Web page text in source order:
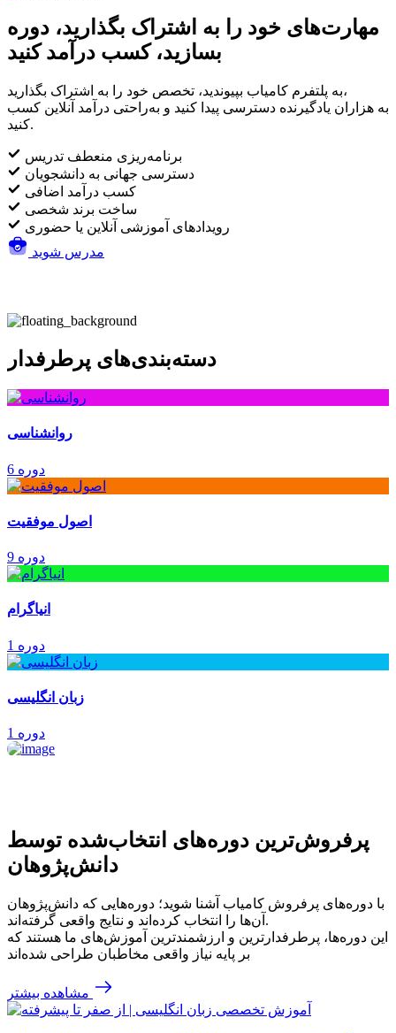
مهارت‌های خود را به اشتراک بگذارید، دوره
بسازید، کسب درآمد کنید
به پلتفرم کامیاب بپیوندید، تخصص خود را به اشتراک بگذارید،
به هزاران یادگیرنده دسترسی پیدا کنید و به‌راحتی درآمد آنلاین کسب
کنید.
برنامه‌ریزی منعطف تدریس
دسترسی جهانی به دانشجویان
کسب درآمد اضافی
ساخت برند شخصی
رویدادهای آموزشی آنلاین یا حضوری
مدرس شوید
دسته‌بندی‌های پرطرفدار
روانشناسی
6 دوره
اصول موفقیت
9 دوره
انیاگرام
1 دوره
زبان انگلیسی
1 دوره
پرفروش‌ترین‌ دوره‌های انتخاب‌شده توسط
دانش‌پژوهان
با دوره‌های پرفروش کامیاب آشنا شوید؛ دوره‌هایی که دانش‌پژوهان
آن‌ها را انتخاب کرده‌اند و نتایج واقعی گرفته‌اند.
این دوره‌ها، پرطرفدارترین و ارزشمندترین آموزش‌های ما هستند که
بر پایه نیاز واقعی مخاطبان طراحی شده‌اند
مشاهده بیشتر